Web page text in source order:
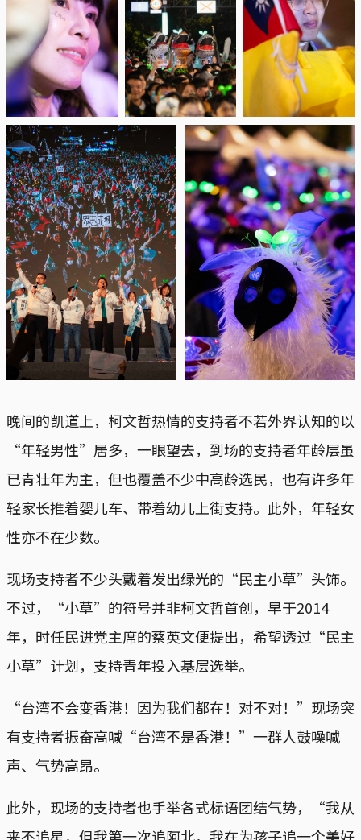
晚间的凯道上，柯文哲热情的支持者不若外界认知的以
“年轻男性”居多，一眼望去，到场的支持者年龄层虽
已青壮年为主，但也覆盖不少中高龄选民，也有许多年
轻家长推着婴儿车、带着幼儿上街支持。此外，年轻女
性亦不在少数。
现场支持者不少头戴着发出绿光的“民主小草”头饰。
不过，“小草”的符号并非柯文哲首创，早于2014
年，时任民进党主席的蔡英文便提出，希望透过“民主
小草”计划，支持青年投入基层选举。
“台湾不会变香港！因为我们都在！对不对！”现场突
有支持者振奋高喊“台湾不是香港！”一群人鼓噪喊
声、气势高昂。
此外，现场的支持者也手举各式标语团结气势，“我从
来不追星，但我第一次追阿北，我在为孩子追一个美好